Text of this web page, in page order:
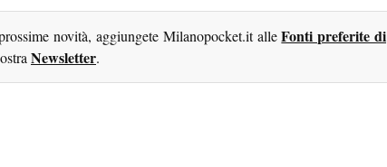
novità, aggiungete Milanopocket.it alleFonti preferite di
Newsletter.